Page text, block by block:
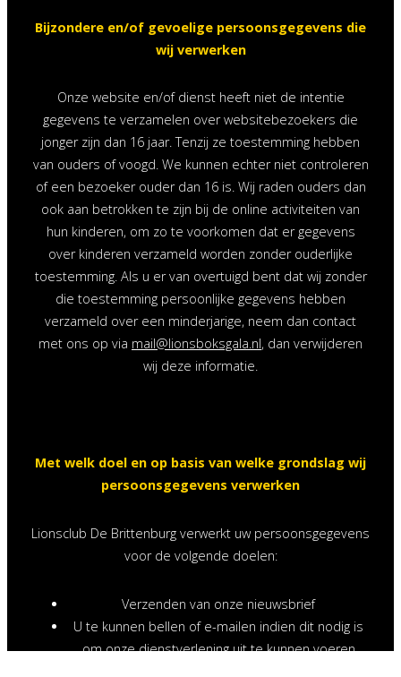
Bijzondere en/of gevoelige persoonsgegevens die
wij verwerken
Onze website en/of dienst heeft niet de intentie
gegevens te verzamelen over websitebezoekers die
jonger zijn dan 16 jaar. Tenzij ze toestemming hebben
van ouders of voogd. We kunnen echter niet controleren
of een bezoeker ouder dan 16 is. Wij raden ouders dan
ook aan betrokken te zijn bij de online activiteiten van
hun kinderen, om zo te voorkomen dat er gegevens
over kinderen verzameld worden zonder ouderlijke
toestemming. Als u er van overtuigd bent dat wij zonder
die toestemming persoonlijke gegevens hebben
verzameld over een minderjarige, neem dan contact
met ons op via mail@lionsboksgala.nl, dan verwijderen
wij deze informatie.
Met welk doel en op basis van welke grondslag wij
persoonsgegevens verwerken
Lionsclub De Brittenburg verwerkt uw persoonsgegevens
voor de volgende doelen:
Verzenden van onze nieuwsbrief
U te kunnen bellen of e-mailen indien dit nodig is
om onze dienstverlening uit te kunnen voeren